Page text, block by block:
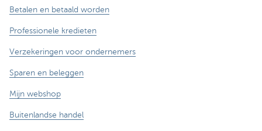
Betalen en betaald worden
Professionele kredieten
Verzekeringen voor ondernemers
Sparen en beleggen
Mijn webshop
Buitenlandse handel